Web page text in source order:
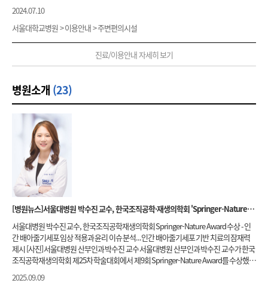
초신경병증(peripheral neuropathy) 등 다른 신경근육질환과의 감별도 중요합니다.
진단을 위한 검사로는 혈액검사, 근전도검사, 뇌 및 척수 영상검사 등이 있으며, 경우에
따라 근육조직검사, 유전자 검사 등을 추가로 시행해야 합니다. 진단 이후 진행상태 및
갖고 있으며, 운동신경원 질환이 의심되는 증상으로 내원한 환자의 초기 진단 및 약물적
록 타 진료과와 연계진료를 제공합니다. 유전자 검사를 통해 유전성 운동신경원질환의
경우 유전자확진도 가능하며 세계 유수의 클리닉과 함께 공동연구를 진행하고 있으므
로, 다기관국제임상연구를 참여를 통한 최신 개발 약물의 조기 투여가 가능합니다.
2024.07.10
서울대학교병원 > 이용안내 > 주변편의시설
진료/이용안내 자세히 보기
병원소개 (23)
[병원뉴스]서울대병원 박수진 교수, 한국조직공학·재생의학회 'Springer-Nature Award' 수상
서울대병원 박수진 교수, 한국조직공학재생의학회 Springer-Nature Award 수상 - 인
간 배아줄기세포 임상 적용과 윤리 이슈 분석...인간 배아줄기세포 기반 치료의 잠재력
제시 [사진] 서울대병원 산부인과 박수진 교수 서울대병원 산부인과 박수진 교수가 한국
조직공학재생의학회 제25차 학술대회에서 제9회 Springer-Nature Award를 수상했
2025.09.09